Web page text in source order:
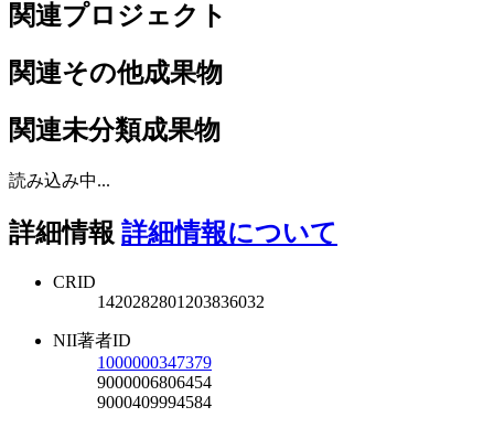
関連プロジェクト
関連その他成果物
関連未分類成果物
読み込み中...
詳細情報 詳細情報について
CRID
1420282801203836032
NII著者ID
1000000347379
9000006806454
9000409994584